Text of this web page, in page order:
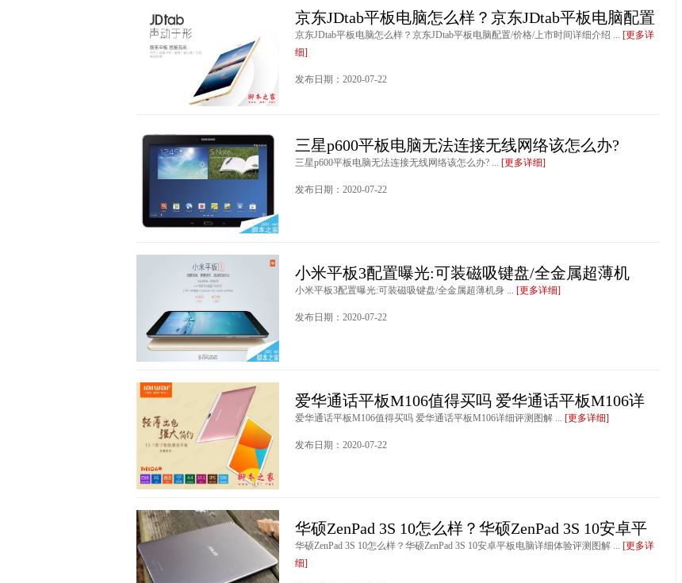
京东JDtab平板电脑怎么样？京东JDtab平板电脑配置
京东JDtab平板电脑怎么样？京东JDtab平板电脑配置/价格/上市时间详细介绍 ... [更多详
细]
发布日期：2020-07-22
三星p600平板电脑无法连接无线网络该怎么办?
三星p600平板电脑无法连接无线网络该怎么办? ... [更多详细]
发布日期：2020-07-22
小米平板3配置曝光:可装磁吸键盘/全金属超薄机
小米平板3配置曝光:可装磁吸键盘/全金属超薄机身 ... [更多详细]
发布日期：2020-07-22
爱华通话平板M106值得买吗 爱华通话平板M106详
爱华通话平板M106值得买吗 爱华通话平板M106详细评测图解 ... [更多详细]
发布日期：2020-07-22
华硕ZenPad 3S 10怎么样？华硕ZenPad 3S 10安卓平
华硕ZenPad 3S 10怎么样？华硕ZenPad 3S 10安卓平板电脑详细体验评测图解 ... [更多详
细]